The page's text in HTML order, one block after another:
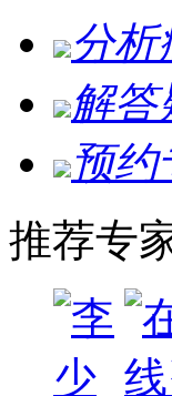
分析
解答
预约
推荐专